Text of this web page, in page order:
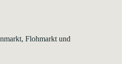
Flohmarkt und